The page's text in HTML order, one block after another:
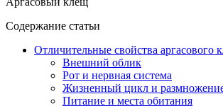
Содержание статьи
Отличительные свойства аргасового
Внешний облик
Рот и нервная система
Жизненный цикл и
Питание и места обитания